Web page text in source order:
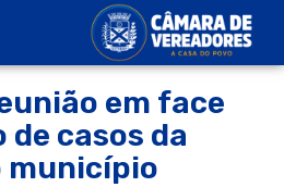
em face
casos da
município